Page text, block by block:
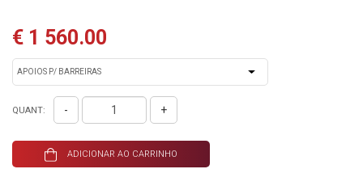
€ 1 560.00
QUANT: - +
ADICIONAR AO CARRINHO